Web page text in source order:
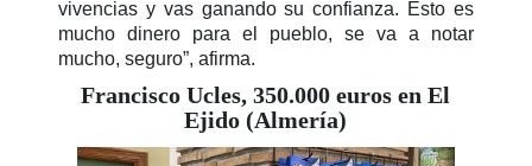
vivencias y vas ganando su confianza. Esto es
mucho dinero para el pueblo, se va a notar
mucho, seguro”, afirma.
Francisco Ucles, 350.000 euros en El
Ejido (Almería)